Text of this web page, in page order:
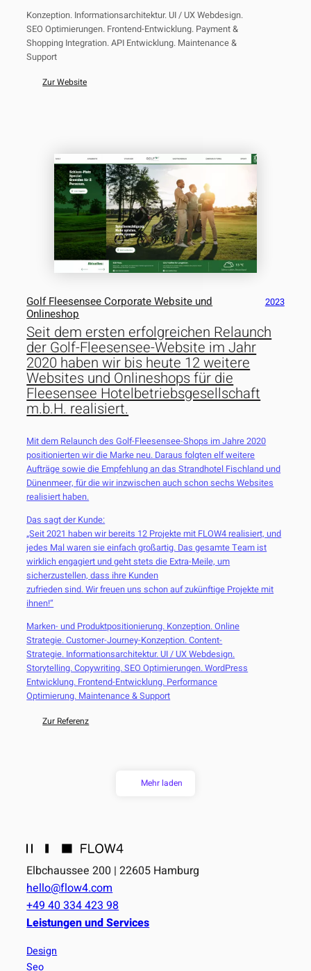
Konzeption. Informationsarchitektur. UI / UX Webdesign.
SEO Optimierungen. Frontend-Entwicklung. Payment &
Shopping Integration. API Entwicklung. Maintenance &
Support
Zur Website
Golf Fleesensee Corporate Website und
Onlineshop
2023
Seit dem ersten erfolgreichen Relaunch
der Golf-Fleesensee-Website im Jahr
2020 haben wir bis heute 12 weitere
Websites und Onlineshops für die
Fleesensee Hotelbetriebsgesellschaft
m.b.H. realisiert.
Mit dem Relaunch des Golf-Fleesensee-Shops im Jahre 2020
positionierten wir die Marke neu. Daraus folgten elf weitere
Aufträge sowie die Empfehlung an das Strandhotel Fischland und
Dünenmeer, für die wir inzwischen auch schon sechs Websites
realisiert haben.
Das sagt der Kunde:
„Seit 2021 haben wir bereits 12 Projekte mit FLOW4 realisiert, und
jedes Mal waren sie einfach großartig. Das gesamte Team ist
wirklich engagiert und geht stets die Extra-Meile, um
sicherzustellen, dass ihre Kunden
zufrieden sind. Wir freuen uns schon auf zukünftige Projekte mit
ihnen!“
Marken- und Produktpositionierung. Konzeption. Online
Strategie. Customer-Journey-Konzeption. Content-
Strategie. Informationsarchitektur. UI / UX Webdesign.
Storytelling. Copywriting. SEO Optimierungen. WordPress
Entwicklung. Frontend-Entwicklung. Performance
Optimierung. Maintenance & Support
Zur Referenz
Mehr laden
Elbchaussee 200 | 22605 Hamburg
hello@flow4.com
+49 40 334 423 98
Leistungen und Services
Design
Seo